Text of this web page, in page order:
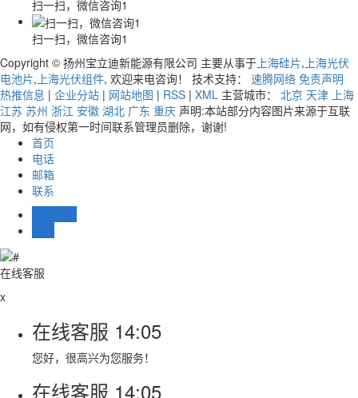
扫一扫，微信咨询1
扫一扫，微信咨询1
Copyright © 扬州宝立迪新能源有限公司 主要从事于 上海硅片, 上海光伏
电池片, 上海光伏组件, 欢迎来电咨询！ 技术支持： 速腾网络 免责声明
热推信息 | 企业分站 | 网站地图 | RSS | XML 主营城市： 北京 天津 上海
江苏 苏州 浙江 安徽 湖北 广东 重庆 声明:本站部分内容图片来源于互联
网，如有侵权第一时间联系管理员删除，谢谢!
首页
电话
邮箱
联系
在线留言
TOP
在线客服
x
在线客服 14:05
您好，很高兴为您服务！
在线客服 14:05